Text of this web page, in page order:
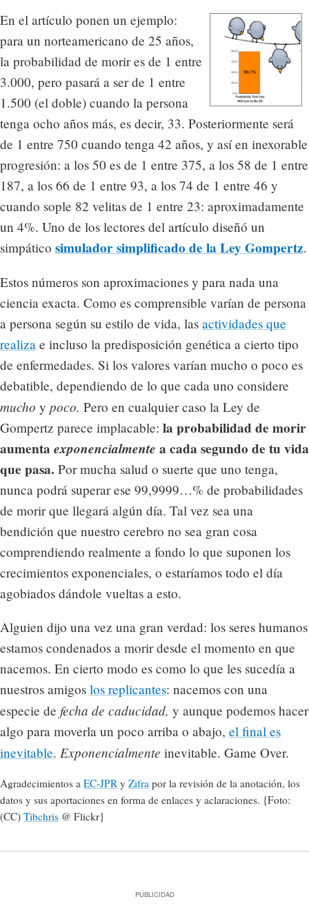
En el artículo ponen un ejemplo:
para un norteamericano de 25 años,
la probabilidad de morir es de 1 entre
3.000, pero pasará a ser de 1 entre
1.500 (el doble) cuando la persona
tenga ocho años más, es decir, 33. Posteriormente será
de 1 entre 750 cuando tenga 42 años, y así en inexorable
progresión: a los 50 es de 1 entre 375, a los 58 de 1 entre
187, a los 66 de 1 entre 93, a los 74 de 1 entre 46 y
cuando sople 82 velitas de 1 entre 23: aproximadamente
un 4%. Uno de los lectores del artículo diseñó un
simpático simulador simplificado de la Ley Gompertz.
Estos números son aproximaciones y para nada una
ciencia exacta. Como es comprensible varían de persona
a persona según su estilo de vida, las actividades que
realiza e incluso la predisposición genética a cierto tipo
de enfermedades. Si los valores varían mucho o poco es
debatible, dependiendo de lo que cada uno considere
mucho y poco. Pero en cualquier caso la Ley de
Gompertz parece implacable: la probabilidad de morir
aumenta exponencialmente a cada segundo de tu vida
que pasa. Por mucha salud o suerte que uno tenga,
nunca podrá superar ese 99,9999…% de probabilidades
de morir que llegará algún día. Tal vez sea una
bendición que nuestro cerebro no sea gran cosa
comprendiendo realmente a fondo lo que suponen los
crecimientos exponenciales, o estaríamos todo el día
agobiados dándole vueltas a esto.
Alguien dijo una vez una gran verdad: los seres humanos
estamos condenados a morir desde el momento en que
nacemos. En cierto modo es como lo que les sucedía a
nuestros amigos los replicantes: nacemos con una
especie de fecha de caducidad, y aunque podemos hacer
algo para moverla un poco arriba o abajo, el final es
inevitable. Exponencialmente inevitable. Game Over.
Agradecimientos a EC-JPR y Zifra por la revisión de la anotación, los
datos y sus aportaciones en forma de enlaces y aclaraciones. {Foto:
(CC) Tibchris @ Flickr}
PUBLICIDAD